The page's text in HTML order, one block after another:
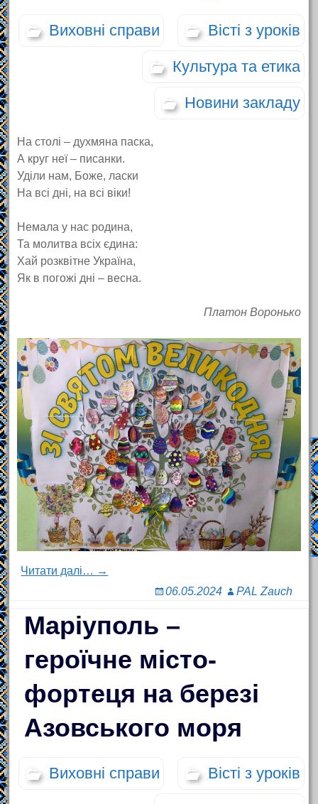
Виховні справи Вісті з уроків
Культура та етика
Новини закладу
На столі – духмяна паска,
А круг неї – писанки.
Уділи нам, Боже, ласки
На всі дні, на всі віки!
Немала у нас родина,
Та молитва всіх єдина:
Хай розквітне Україна,
Як в погожі дні – весна.
Платон Воронько
Читати далі… →
06.05.2024
PAL Zauch
Маріуполь –
героїчне місто-
фортеця на березі
Азовського моря
Виховні справи Вісті з уроків